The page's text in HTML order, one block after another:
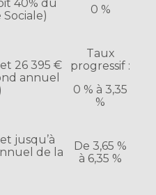
40% du
0 %
26 395 €
annuel
Taux
progressif :
0 % à 3,35
%
jusqu’à
de la
De 3,65 %
à 6,35 %